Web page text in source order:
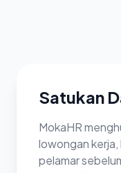
Satukan
MokaHR
lowongan kerja,
pelamar